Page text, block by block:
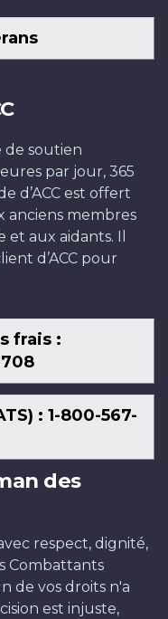
de soutien
par jour, 365
d’ACC est offert
anciens membres
et aux aidants. Il
d’ACC pour
frais :
: 1-800-567-
des
respect, dignité,
Combattants
de vos droits n'a
est injuste,